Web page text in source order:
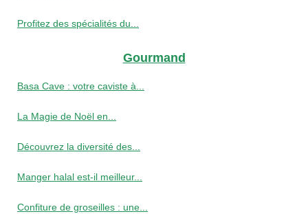
Profitez des spécialités du...
Gourmand
Basa Cave : votre caviste à...
La Magie de Noël en...
Découvrez la diversité des...
Manger halal est-il meilleur...
Confiture de groseilles : une...